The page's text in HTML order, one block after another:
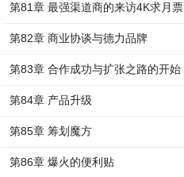
第81章 最强渠道商的来访4K求月票
第82章 商业协谈与德力品牌
第83章 合作成功与扩张之路的开始
第84章 产品升级
第85章 筹划魔方
第86章 爆火的便利贴